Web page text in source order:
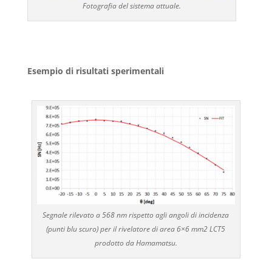
Fotografia del sistema attuale.
Esempio di risultati sperimentali
Segnale rilevato a 568 nm rispetto agli angoli di incidenza
(punti blu scuro) per il rivelatore di area 6×6 mm2 LCT5
prodotto da Hamamatsu.